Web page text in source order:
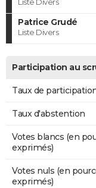
Patrice Grudé
Liste Divers
Participation au
Taux de
Taux d'abstention
Votes blancs (en
exprimés)
Votes nuls (en
exprimés)